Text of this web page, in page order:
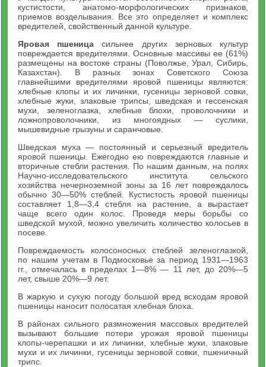
кустистости, анатомо-морфологических признаков,
приемов возделывания. Все это определяет и комплекс
вредителей, свойственный данной культуре.
Яровая пшеница сильнее других зерновых культур
повреждается вредителями. Основные массивы ее (61%)
размещены на востоке страны (Поволжье, Урал, Сибирь,
Казахстан). В разных зонах Советского Союза
главнейшими вредителями яровой пшеницы являются:
хлебные клопы и их личинки, гусеницы зерновой совки,
хлебные жуки, злаковые трипсы, шведская и гессенская
мухи, зеленоглазка, хлебные блохи, проволочники и
ложнопроволочники, из многоядных — суслики,
мышевидные грызуны и саранчовые.
Шведская муха — постоянный и серьезный вредитель
яровой пшеницы. Ежегодно ею повреждаются главные и
вторичные стебли растения. По нашим данным, на полях
Научно-исследовательского института сельского
хозяйства нечерноземной зоны за 16 лет повреждалось
обычно 30—50% стеблей. Кустистость яровой пшеницы
составляет 1,8—3,4 стебля на растение, а вырастает
чаще всего один колос. Проведя меры борьбы со
шведской мухой, можно увеличить количество колосьев в
посеве.
Повреждаемость колосоносных стеблей зеленоглазкой,
по нашим учетам в Подмосковье за период 1931—1963
гг., отмечалась в пределах 1—8% — 11 лет, до 20%—5
лет, свыше 20%—9 лет.
В жаркую и сухую погоду большой вред всходам яровой
пшеницы наносит полосатая хлебная блоха.
В районах сильного размножения массовых вредителей
вызывают большие потери урожая яровой пшеницы
клопы-черепашки и их личинки, хлебные жуки, злаковые
мухи и их личинки, гусеницы зерновой совки, пшеничный
трипс.